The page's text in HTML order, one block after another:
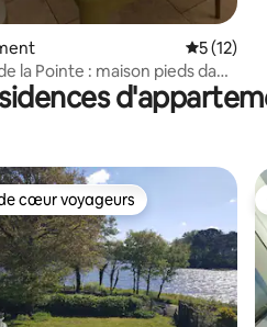
Évaluation
5 (12)
la Pointe : maison pieds dans
cœur voyageurs les plus appréciés
cœur voyageurs